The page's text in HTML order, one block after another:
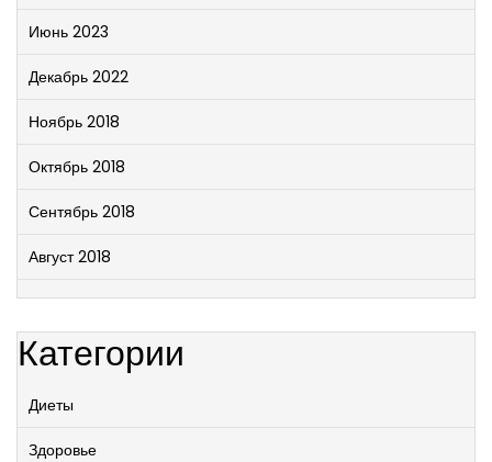
Июнь 2023
Декабрь 2022
Ноябрь 2018
Октябрь 2018
Сентябрь 2018
Август 2018
Категории
Диеты
Здоровье